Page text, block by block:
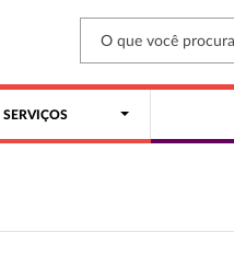
SERVIÇOS